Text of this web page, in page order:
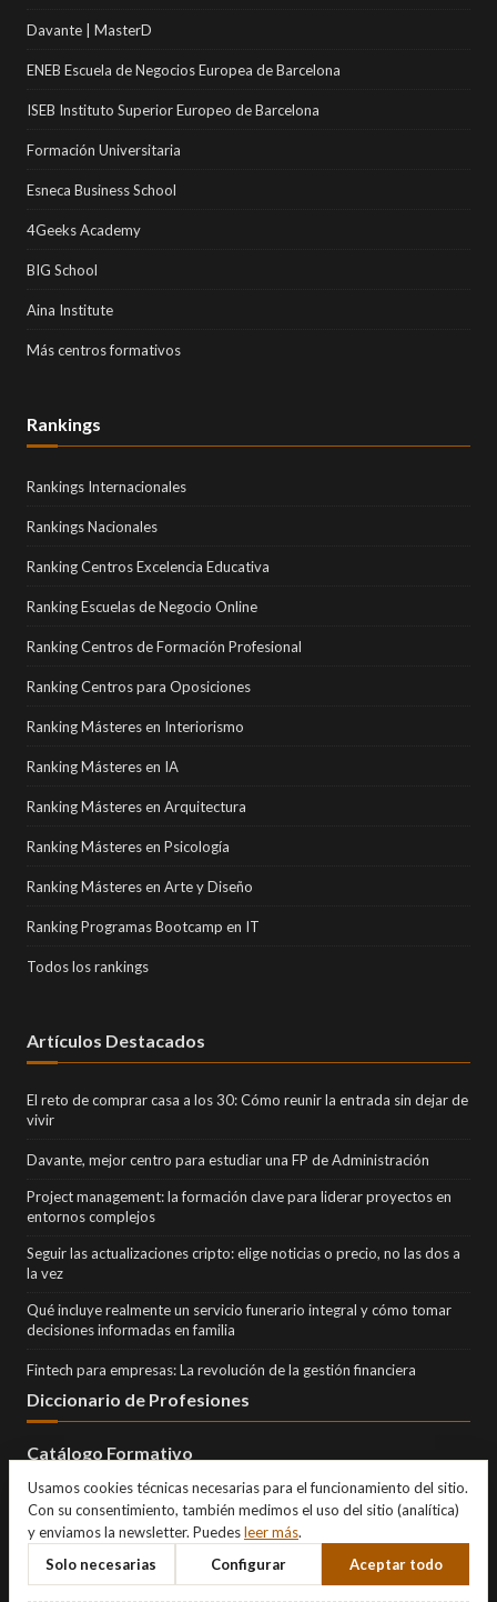
Davante | MasterD
ENEB Escuela de Negocios Europea de Barcelona
ISEB Instituto Superior Europeo de Barcelona
Formación Universitaria
Esneca Business School
4Geeks Academy
BIG School
Aina Institute
Más centros formativos
Rankings
Rankings Internacionales
Rankings Nacionales
Ranking Centros Excelencia Educativa
Ranking Escuelas de Negocio Online
Ranking Centros de Formación Profesional
Ranking Centros para Oposiciones
Ranking Másteres en Interiorismo
Ranking Másteres en IA
Ranking Másteres en Arquitectura
Ranking Másteres en Psicología
Ranking Másteres en Arte y Diseño
Ranking Programas Bootcamp en IT
Todos los rankings
Artículos Destacados
El reto de comprar casa a los 30: Cómo reunir la entrada sin dejar de
vivir
Davante, mejor centro para estudiar una FP de Administración
Project management: la formación clave para liderar proyectos en
entornos complejos
Seguir las actualizaciones cripto: elige noticias o precio, no las dos a
la vez
Qué incluye realmente un servicio funerario integral y cómo tomar
decisiones informadas en familia
Fintech para empresas: La revolución de la gestión financiera
Diccionario de Profesiones
Catálogo Formativo
Usamos cookies técnicas necesarias para el funcionamiento del sitio.
Con su consentimiento, también medimos el uso del sitio (analítica)
y enviamos la newsletter. Puedesleer más.
Solo necesarias
Configurar Aceptar todo